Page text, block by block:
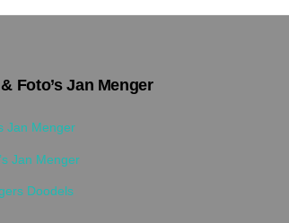
Foto’s Jan Menger
Jan Menger
Jan Menger
Doodels